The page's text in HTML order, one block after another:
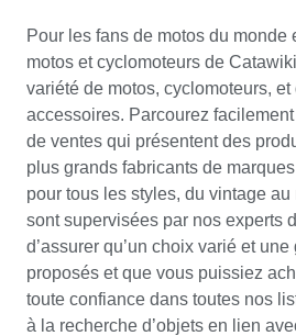
Pour les fans de motos du monde
motos et cyclomoteurs de
variété de motos, cyclomoteurs, et
accessoires. Parcourez
de ventes qui présentent des
plus grands fabricants de
pour tous les styles, du vintage
sont supervisées par nos experts
d’assurer qu’un choix varié et
proposés et que vous puissiez
toute confiance dans toutes nos
à la recherche d’objets en lien